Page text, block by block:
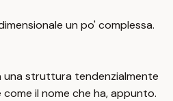
un po' complessa.
una struttura tendenzialmente
il nome che ha, appunto.